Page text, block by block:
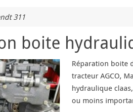
311
boite
Réparation boite
tracteur AGCO,
hydraulique
ou moins